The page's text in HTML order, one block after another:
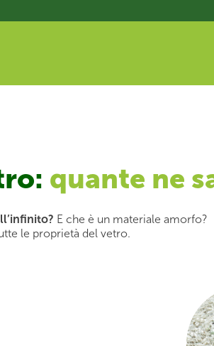
quante ne
E che è un materiale amorfo?
le proprietà del vetro.